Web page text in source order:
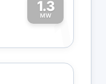
1.3
MW1